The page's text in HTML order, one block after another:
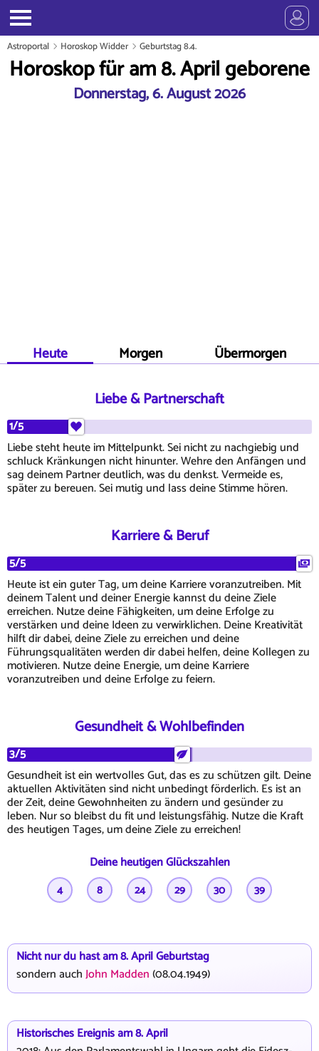
Astroportal Horoskop Widder Geburtstag 8.4.
Horoskop für am 8. April geborene
Donnerstag, 6. August 2026
Heute Morgen Übermorgen
Liebe & Partnerschaft
1/5
Liebe steht heute im Mittelpunkt. Sei nicht zu nachgiebig und
schluck Kränkungen nicht hinunter. Wehre den Anfängen und
sag deinem Partner deutlich, was du denkst. Vermeide es,
später zu bereuen. Sei mutig und lass deine Stimme hören.
Karriere & Beruf
5/5
Heute ist ein guter Tag, um deine Karriere voranzutreiben. Mit
deinem Talent und deiner Energie kannst du deine Ziele
erreichen. Nutze deine Fähigkeiten, um deine Erfolge zu
verstärken und deine Ideen zu verwirklichen. Deine Kreativität
hilft dir dabei, deine Ziele zu erreichen und deine
Führungsqualitäten werden dir dabei helfen, deine Kollegen zu
motivieren. Nutze deine Energie, um deine Karriere
voranzutreiben und deine Erfolge zu feiern.
Gesundheit & Wohlbefinden
3/5
Gesundheit ist ein wertvolles Gut, das es zu schützen gilt. Deine
aktuellen Aktivitäten sind nicht unbedingt förderlich. Es ist an
der Zeit, deine Gewohnheiten zu ändern und gesünder zu
leben. Nur so bleibst du fit und leistungsfähig. Nutze die Kraft
des heutigen Tages, um deine Ziele zu erreichen!
Deine heutigen Glückszahlen
4 8 24 29 30 39
Nicht nur du hast am 8. April Geburtstag
sondern auchJohn Madden(08.04.1949)
Historisches Ereignis am 8. April